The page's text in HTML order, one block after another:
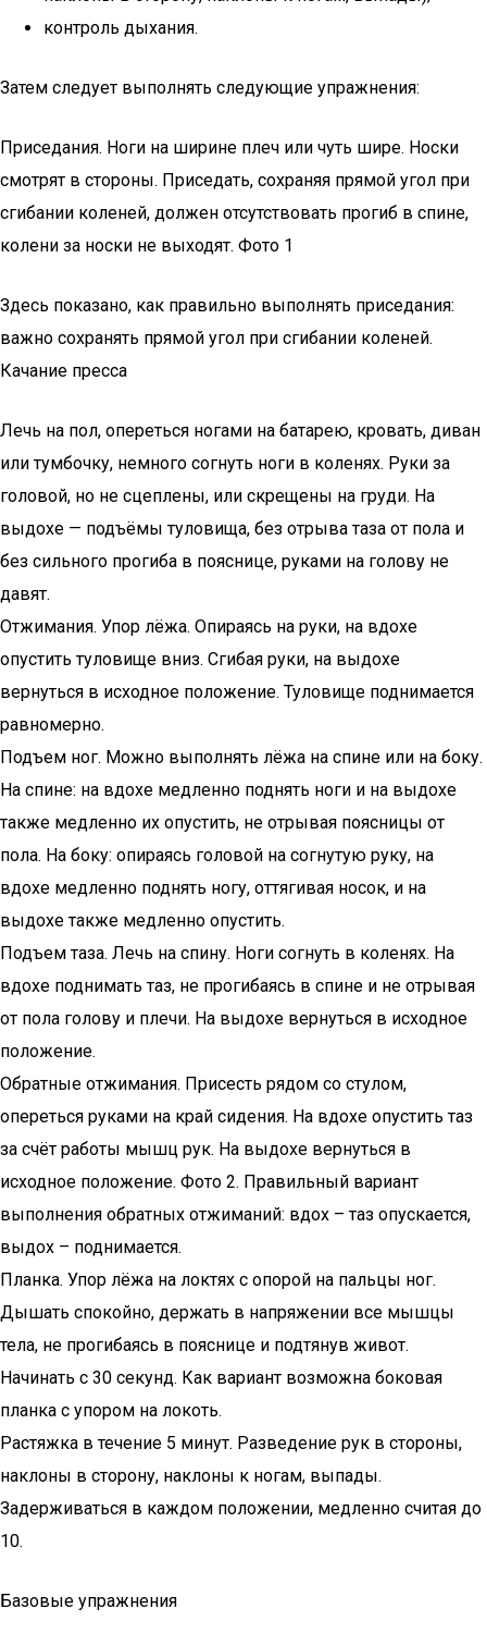
контроль дыхания.
Затем следует выполнять следующие упражнения:
Приседания. Ноги на ширине плеч или чуть шире. Носки
смотрят в стороны. Приседать, сохраняя прямой угол при
сгибании коленей, должен отсутствовать прогиб в спине,
колени за носки не выходят. Фото 1
Здесь показано, как правильно выполнять приседания:
важно сохранять прямой угол при сгибании коленей.
Качание пресса
Лечь на пол, опереться ногами на батарею, кровать, диван
или тумбочку, немного согнуть ноги в коленях. Руки за
головой, но не сцеплены, или скрещены на груди. На
выдохе — подъёмы туловища, без отрыва таза от пола и
без сильного прогиба в пояснице, руками на голову не
давят.
Отжимания. Упор лёжа. Опираясь на руки, на вдохе
опустить туловище вниз. Сгибая руки, на выдохе
вернуться в исходное положение. Туловище поднимается
равномерно.
Подъем ног. Можно выполнять лёжа на спине или на боку.
На спине: на вдохе медленно поднять ноги и на выдохе
также медленно их опустить, не отрывая поясницы от
пола. На боку: опираясь головой на согнутую руку, на
вдохе медленно поднять ногу, оттягивая носок, и на
выдохе также медленно опустить.
Подъем таза. Лечь на спину. Ноги согнуть в коленях. На
вдохе поднимать таз, не прогибаясь в спине и не отрывая
от пола голову и плечи. На выдохе вернуться в исходное
положение.
Обратные отжимания. Присесть рядом со стулом,
опереться руками на край сидения. На вдохе опустить таз
за счёт работы мышц рук. На выдохе вернуться в
исходное положение. Фото 2. Правильный вариант
выполнения обратных отжиманий: вдох – таз опускается,
выдох – поднимается.
Планка. Упор лёжа на локтях с опорой на пальцы ног.
Дышать спокойно, держать в напряжении все мышцы
тела, не прогибаясь в пояснице и подтянув живот.
Начинать с 30 секунд. Как вариант возможна боковая
планка с упором на локоть.
Растяжка в течение 5 минут. Разведение рук в стороны,
наклоны в сторону, наклоны к ногам, выпады.
Задерживаться в каждом положении, медленно считая до
10.
Базовые упражнения